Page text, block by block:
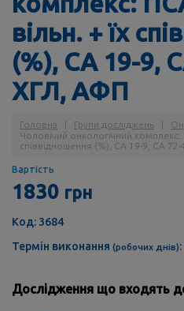
вільн. + їх
(%), СА 19-9,
ХГЛ, АФП
Головна Групи досліджень
Чоловічий онкологічний комплекс:
співвідношення (%), СА 19-9, СА
Дослідження що входять
Вартість
1830 грн
Код: 3684
Термін виконання (робочих днів):